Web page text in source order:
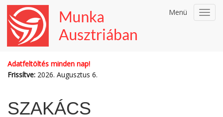
Menü
Adatfeltöltés minden nap!
Frissítve: 2026. Augusztus 6.
SZAKÁCS